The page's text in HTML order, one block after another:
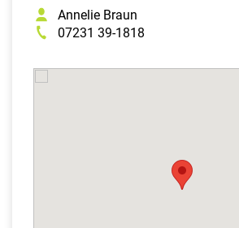
Annelie Braun
07231 39-1818